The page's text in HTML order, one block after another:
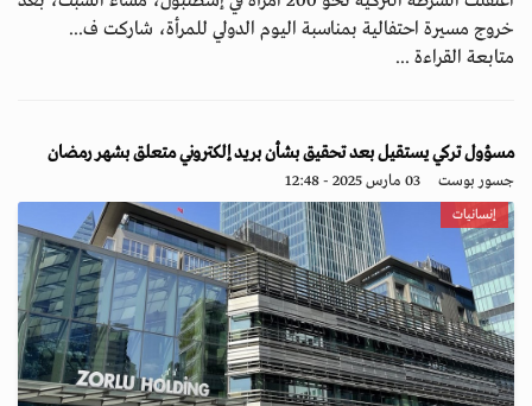
خروج مسيرة احتفالية بمناسبة اليوم الدولي للمرأة، شاركت ف...
متابعة القراءة ...
مسؤول تركي يستقيل بعد تحقيق بشأن بريد إلكتروني متعلق بشهر رمضان
جسور بوست 03 مارس 2025 - 12:48
إنسانيات